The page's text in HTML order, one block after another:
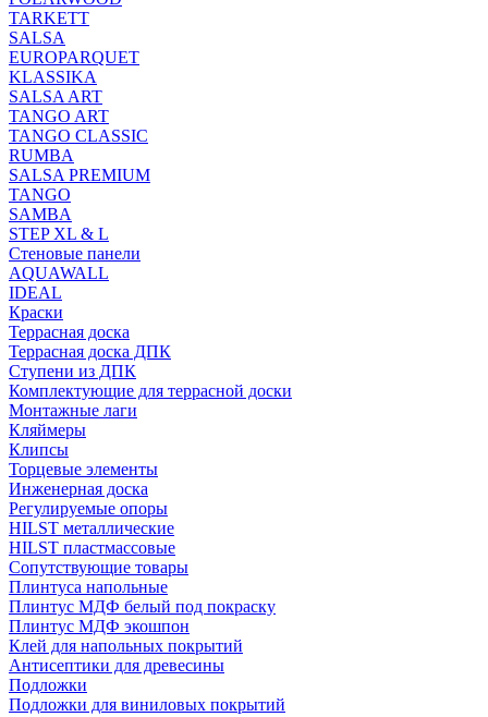
TARKETT
SALSA
EUROPARQUET
KLASSIKA
SALSA ART
TANGO ART
TANGO CLASSIC
RUMBA
SALSA PREMIUM
TANGO
SAMBA
STEP XL & L
Стеновые панели
AQUAWALL
IDEAL
Краски
Террасная доска
Террасная доска ДПК
Ступени из ДПК
Комплектующие для террасной доски
Монтажные лаги
Кляймеры
Клипсы
Торцевые элементы
Инженерная доска
Регулируемые опоры
HILST металлические
HILST пластмассовые
Сопутствующие товары
Плинтуса напольные
Плинтус МДФ белый под покраску
Плинтус МДФ экошпон
Клей для напольных покрытий
Антисептики для древесины
Подложки
Подложки для виниловых покрытий